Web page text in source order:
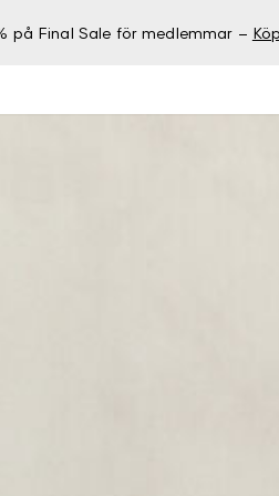
på Final Sale för medlemmar –